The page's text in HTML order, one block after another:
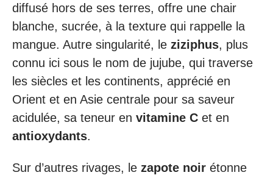
diffusé hors de ses terres, offre une chair
blanche, sucrée, à la texture qui rappelle la
mangue. Autre singularité, le ziziphus, plus
connu ici sous le nom de jujube, qui traverse
les siècles et les continents, apprécié en
Orient et en Asie centrale pour sa saveur
acidulée, sa teneur en vitamine C et en
antioxydants.
Sur d’autres rivages, le zapote noir étonne